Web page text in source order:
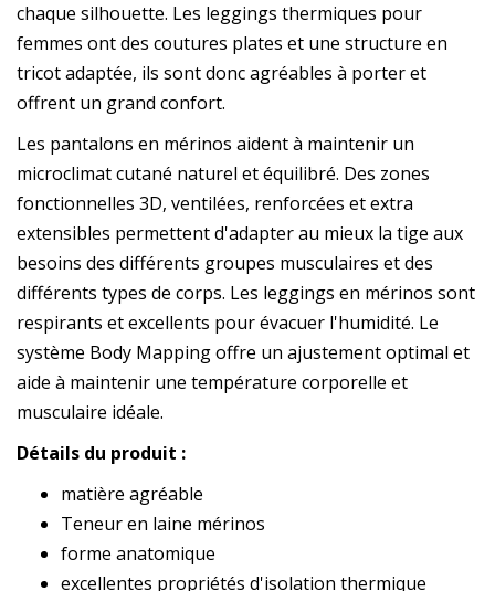
chaque silhouette. Les leggings thermiques pour
femmes ont des coutures plates et une structure en
tricot adaptée, ils sont donc agréables à porter et
offrent un grand confort.
Les pantalons en mérinos aident à maintenir un
microclimat cutané naturel et équilibré. Des zones
fonctionnelles 3D, ventilées, renforcées et extra
extensibles permettent d'adapter au mieux la tige aux
besoins des différents groupes musculaires et des
différents types de corps. Les leggings en mérinos sont
respirants et excellents pour évacuer l'humidité. Le
système Body Mapping offre un ajustement optimal et
aide à maintenir une température corporelle et
musculaire idéale.
Détails du produit :
matière agréable
Teneur en laine mérinos
forme anatomique
excellentes propriétés d'isolation thermique